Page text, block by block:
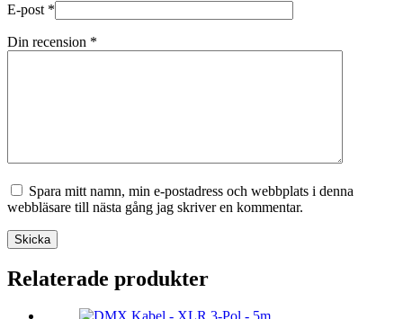
E-post *
Din recension *
Spara mitt namn, min e-postadress och webbplats i denna
webbläsare till nästa gång jag skriver en kommentar.
Skicka
Relaterade produkter